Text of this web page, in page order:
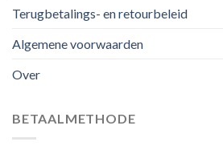
Terugbetalings- en retourbeleid
Algemene voorwaarden
Over
BETAALMETHODE